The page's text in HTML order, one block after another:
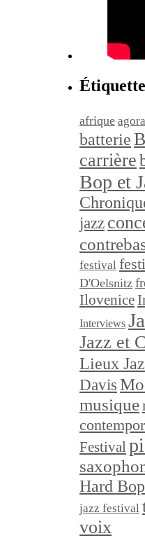
afrique
batterie
carrière
Bop et
jazz
festival
D'Oelsnitz
Ilovenice
Interviews
Jazz et
Lieux
Davis
musique
Festival
Hard Bop
jazz festival
voix